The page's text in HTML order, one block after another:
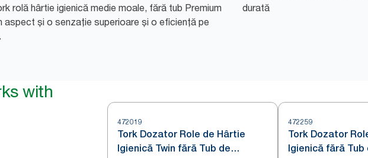
rolă hârtie igienică medie moale, fără tub Premium
aspect și o senzație superioare și o eficiență pe
durată
with
472019
Tork Dozator Role de Hârtie
Igienică Twin fără Tub de
472259
Tork Dozator
Igienică fără Tub